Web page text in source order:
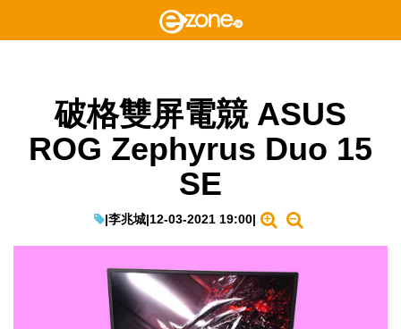
破格雙屏電競 ASUS
ROG Zephyrus Duo 15
SE
|李兆城|12-03-2021 19:00|